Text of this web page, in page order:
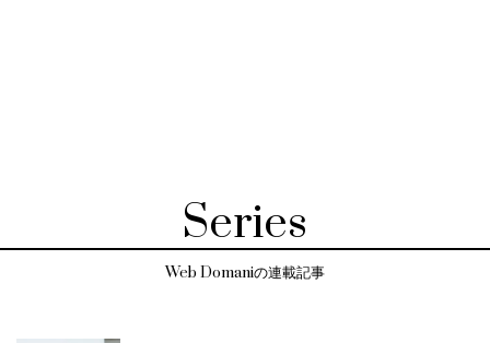
Series
Web Domaniの連載記事